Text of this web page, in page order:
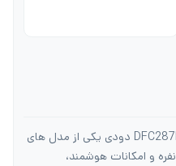
ماشین ظرفشویی ال جی مدل DFC287HMS دودی یکی از مدل های
پرطرفدار بازار است که با ظرفیت 14 نفره و امکانات هوشمند،